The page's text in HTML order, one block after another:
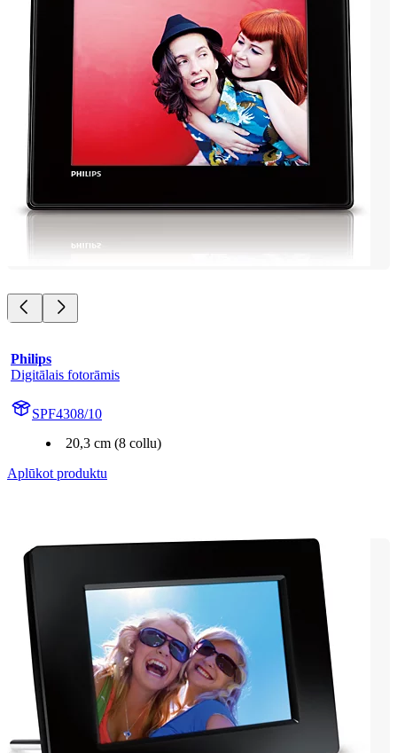
Philips
Digitālais fotorāmis
SPF4308/10
20,3 cm (8 collu)
Aplūkot produktu